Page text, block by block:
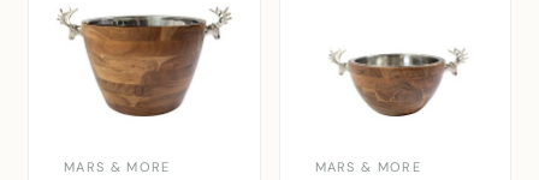
MARS & MORE MARS & MORE